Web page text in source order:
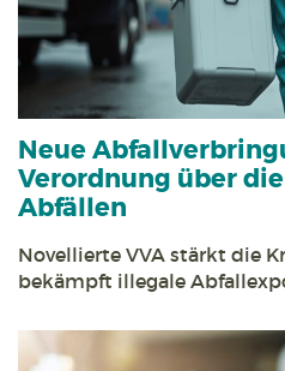
Neue
Verordnung über
Abfällen
Novellierte VVA stärkt die
bekämpft illegale